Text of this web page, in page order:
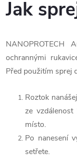
Jak
ochrannými
Před použitím sprej
Roztok
ze
místo.
Po nanesení
setřete.